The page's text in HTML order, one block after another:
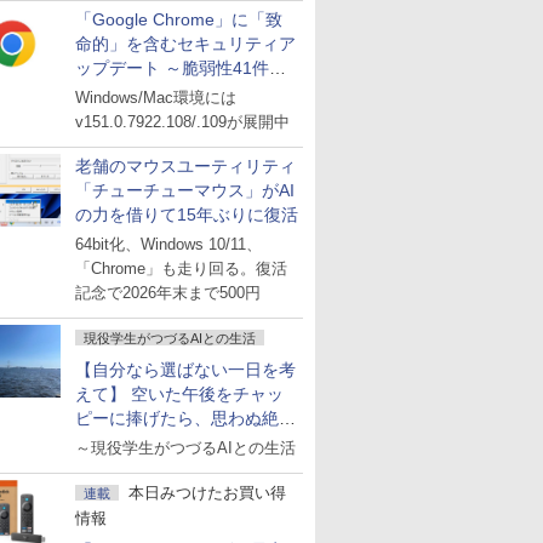
「Google Chrome」に「致
命的」を含むセキュリティア
ップデート ～脆弱性41件に
対処
Windows/Mac環境には
v151.0.7922.108/.109が展開中
老舗のマウスユーティリティ
「チューチューマウス」がAI
の力を借りて15年ぶりに復活
64bit化、Windows 10/11、
「Chrome」も走り回る。復活
記念で2026年末まで500円
現役学生がつづるAIとの生活
【自分なら選ばない一日を考
えて】 空いた午後をチャッ
ピーに捧げたら、思わぬ絶景
に出会った話
～現役学生がつづるAIとの生活
連載
本日みつけたお買い得
情報